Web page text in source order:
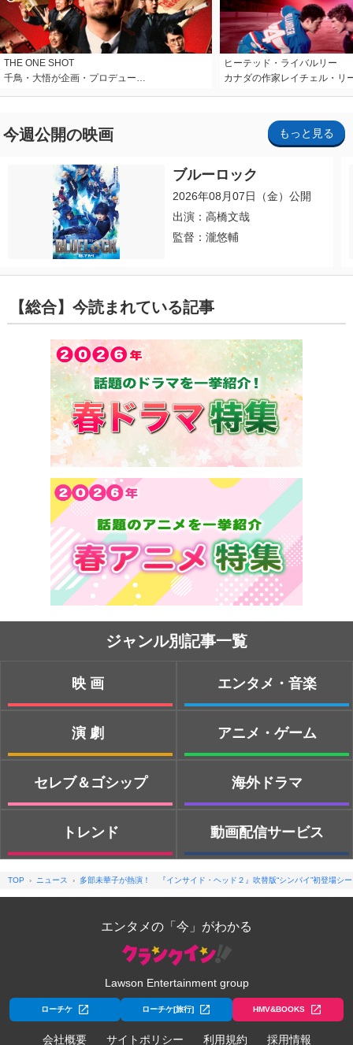
THE ONE SHOT
千鳥・大悟が企画・プロデュー…
ヒーテッド・ライバルリー
カナダの作家レイチェル・リ
今週公開の映画 もっと見る
ブルーロック
2026年08月07日（金）公開
出演：高橋文哉
監督：瀧悠輔
【総合】今読まれている記事
ジャンル別記事一覧
映画
演劇
セレブ＆ゴシップ
トレンド
エンタメ・音楽
アニメ・ゲーム
海外ドラマ
動画配信サービス
TOP ニュース 多部未華子が熱演！ 『インサイド・ヘッド２』吹替版“シンパイ”初登場シ
エンタメの「今」がわかる
Lawson Entertainment group
ローチケ ローチケ[旅行] HMV&BOOKS
会社概要 サイトポリシー 利用規約 採用情報